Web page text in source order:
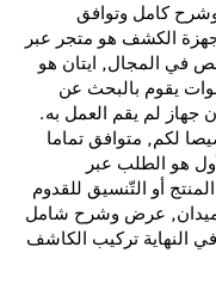
كامل وتوافق
الكشف هو متجر عبر
في المجال, ايتان هو
يقوم بالبحث عن
لم يقم العمل به.
لكم, متوافق تماما
هو الطلب عبر
أو التّنسيق للقدوم
عرض وشرح شامل
النهاية تركيب الكاشف